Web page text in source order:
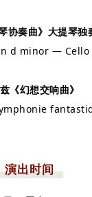
协奏曲》大提琴独
d minor — Cello
《幻想交响曲》
演出时间